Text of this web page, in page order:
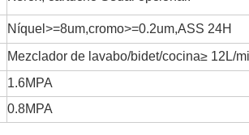
Níquel>=8um,cromo>=0.2um,ASS 24H
Mezclador de lavabo/bidet/cocina≥ 12L/
1.6MPA
0.8MPA